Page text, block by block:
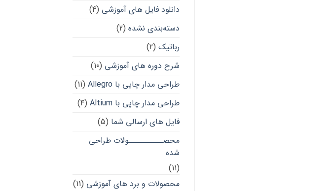
دانلود فایل های آموزشی (4)
دسته‌بندی نشده (2)
رباتیک (2)
شرح دوره های آموزشی (10)
طراحی مدار چاپی با Allegro
(11)
طراحی مدار چاپی با Altium
(4)
فایل های ارسالی شما (5)
محصــــــــــولات طراحی
شده
(11)
محصولات و برد های آموزشی (11)